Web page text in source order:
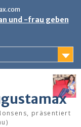
und -frau geben
präsentiert